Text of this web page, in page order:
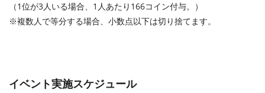
（1位が3人いる場合、1人あたり166コイン付与。）
※複数人で等分する場合、小数点以下は切り捨てます。
イベント実施スケジュール